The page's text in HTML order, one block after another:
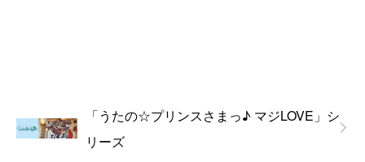
「うたの☆プリンスさまっ♪ マジLOVE」シ
リーズ